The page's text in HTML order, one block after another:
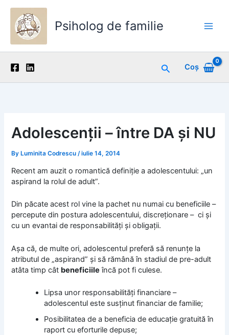
content
Psiholog de familie
SearchCoș
Adolescenţii – între DA şi NU
By Luminita Codrescu/iulie 14, 2014
Recent am auzit o romantică definiţie a adolescentului: „un
aspirand la rolul de adult”.
Din păcate acest rol vine la pachet nu numai cu beneficiile –
percepute din postura adolescentului, discreţionare – ci şi
cu un evantai de responsabilităţi şi obligaţii.
Aşa că, de multe ori, adolescentul preferă să renunţe la
atributul de „aspirand” şi să rămână în stadiul de pre-adult
atâta timp cât beneficiile încă pot fi culese.
Lipsa unor responsabilităţi financiare –
adolescentul este susţinut financiar de familie;
Posibilitatea de a beneficia de educaţie gratuită în
raport cu eforturile depuse;